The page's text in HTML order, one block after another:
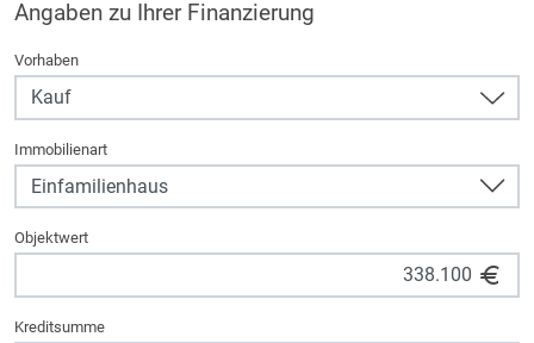
Angaben zu Ihrer Finanzierung
Vorhaben
Immobilienart
Objektwert
Kreditsumme